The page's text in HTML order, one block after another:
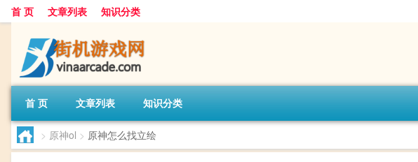
首 页 文章列表 知识分类
首 页 文章列表 知识分类
> 原神ol > 原神怎么找立绘